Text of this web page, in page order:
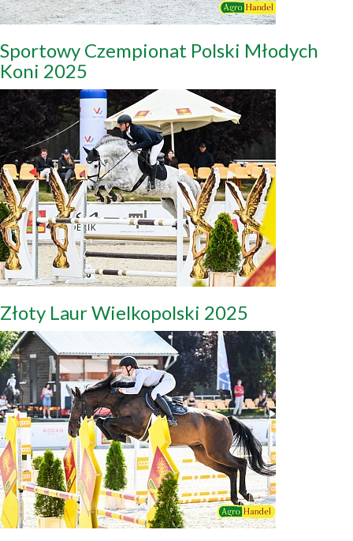
Sportowy Czempionat Polski Młodych
Koni 2025
Złoty Laur Wielkopolski 2025